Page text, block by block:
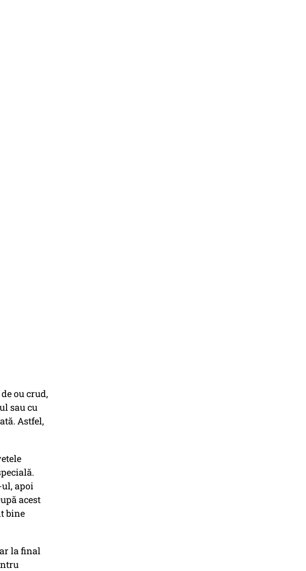
ou crud,
sau cu
Astfel,
apoi
acest
bine
la final